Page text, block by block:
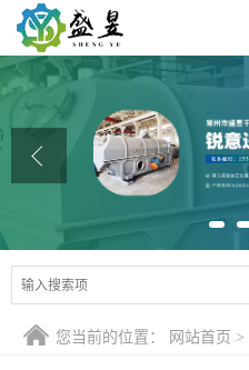
公司首页
公司介绍
公司动态
产品展厅
证书荣誉
联系方式
您当前的位置： 网站首页 >